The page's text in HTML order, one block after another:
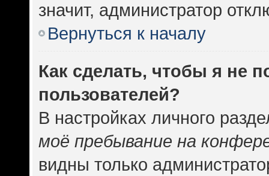
значит, администратор
Вернуться к началу
Как сделать, чтобы я не
пользователей?
В настройках личного
моё пребывание на
видны только